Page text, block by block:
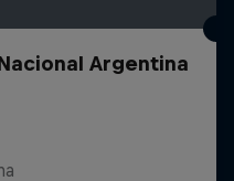
Argentina